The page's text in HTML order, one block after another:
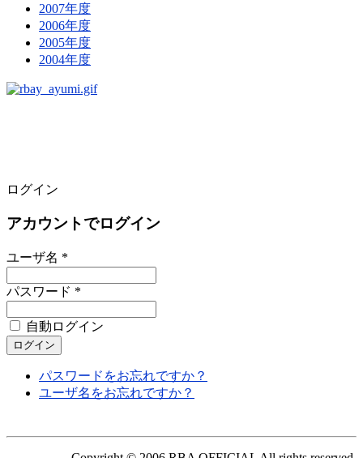
2007年度
2006年度
2005年度
2004年度
ログイン
アカウントでログイン
ユーザ名 *
パスワード *
自動ログイン
パスワードをお忘れですか？
ユーザ名をお忘れですか？